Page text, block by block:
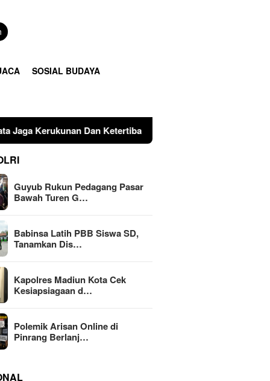
SOSIAL BUDAYA
Ketertiban Pasar Babinsa Latih PBB Siswa SD,
Guyub Rukun Pedagang Pasar
Bawah Turen G…
Babinsa Latih PBB Siswa SD,
Tanamkan Dis…
Kapolres Madiun Kota Cek
Kesiapsiagaan d…
Polemik Arisan Online di
Pinrang Berlanj…